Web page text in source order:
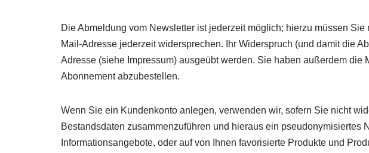
Die Abmeldung vom Newsletter ist jederzeit möglich; hierzu müssen
Mail-Adresse jederzeit widersprechen. Ihr Widerspruch (und damit die
Adresse (siehe Impressum) ausgeübt werden. Sie haben außerdem
Abonnement abzubestellen.
Wenn Sie ein Kundenkonto anlegen, verwenden wir, sofern Sie nicht
Bestandsdaten zusammenzuführen und hieraus ein
Informationsangebote, oder auf von Ihnen favorisierte Produkte und